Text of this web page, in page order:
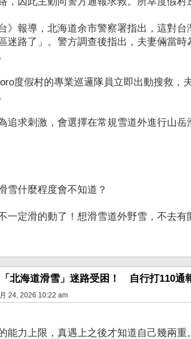
》報導，北海道余市警察署指出，這對
迷路了」。警方調查後指出，夫妻倆當
度假村的專業巡邏隊員立即出動搜救，
追求刺激，會選擇在常規雪道外進行山
雪什麼程度會不知道？
一定滑的動了！想滑雪道外野雪，不去
北海道滑雪」迷路受困！ 自行打110通
24, 2026 10:22 am
能力上限，真遇上之後才知道自己幾兩重